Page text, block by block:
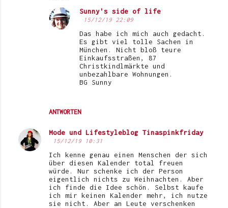
ANTWORTEN
Sunny's side of life
15/12/19 22:09
Das habe ich mich auch gedacht.
Es gibt viel tolle Sachen in
München. Nicht bloß teure
Einkaufsstraßen, 87
Christkindlmärkte und
unbezahlbare Wohnungen.
BG Sunny
Mode und Lifestyleblog Tinaspinkfriday
15/12/19 10:31
Ich kenne genau einen Menschen der sich
über diesen Kalender total freuen
würde. Nur schenke ich der Person
eigentlich nichts zu Weihnachten. Aber
ich finde die Idee schön. Selbst kaufe
ich mir keinen Kalender mehr, ich nutze
sie nicht. Aber an Leute verschenken